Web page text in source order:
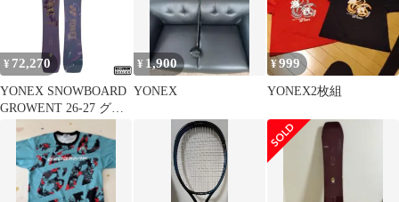
¥ 72,270
YONEX SNOWBOARD
GROWENT 26-27 グラ
トリ ヨネックス スノ
ーボード グロウエン
ト 最強特典 全国送
料無料 チューン無
料 2027 正規品 保証
¥ 1,900
YONEX
¥999
YONEX2枚組